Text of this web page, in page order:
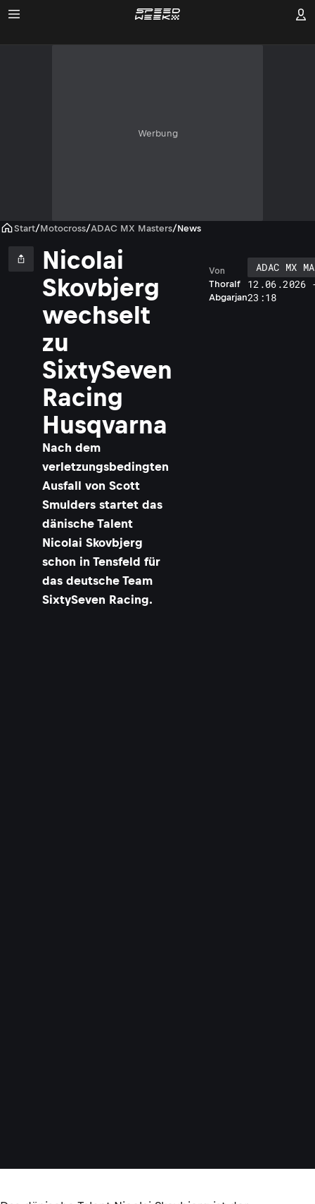
Werbung
Start/Motocross/ADAC MX Masters/News
Nicolai
Skovbjerg
wechselt
zu
SixtySeven
Racing
Husqvarna
Nach dem
verletzungsbedingten
Ausfall von Scott
Smulders startet das
dänische Talent
Nicolai Skovbjerg
schon in Tensfeld für
das deutsche Team
SixtySeven Racing.
Thoralf
Abgarjan
Von
ADAC MX
12.06.2026
23:18